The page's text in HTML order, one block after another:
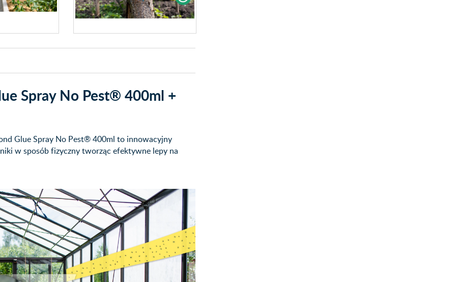
Spray No Pest® 400ml +
Glue Spray No Pest® 400ml to innowacyjny
w sposób fizyczny tworząc efektywne lepy na